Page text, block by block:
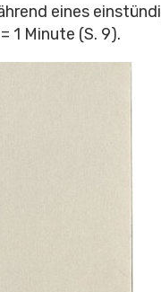
eines
1 Minute (S. 9).